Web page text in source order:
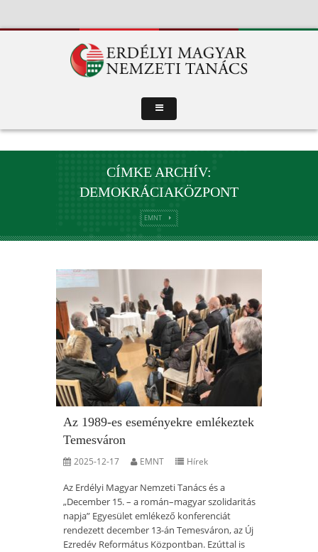
CÍMKE ARCHÍV:
DEMOKRÁCIAKÖZPONT
EMNT
Az 1989-es eseményekre emlékeztek
Temesváron
2025-12-17 EMNT Hírek
Az Erdélyi Magyar Nemzeti Tanács és a
„December 15. – a román–magyar szolidaritás
napja” Egyesület emlékező konferenciát
rendezett december 13-án Temesváron, az Új
Ezredév Református Központban. Ezúttal is